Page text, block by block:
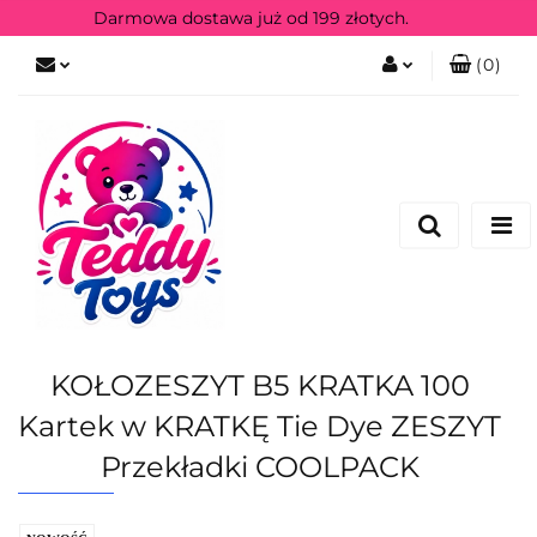
Darmowa dostawa już od 199 złotych.
(0)
KOŁOZESZYT B5 KRATKA 100
Kartek w KRATKĘ Tie Dye ZESZYT
Przekładki COOLPACK